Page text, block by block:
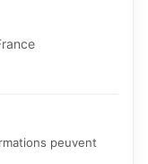
peuvent